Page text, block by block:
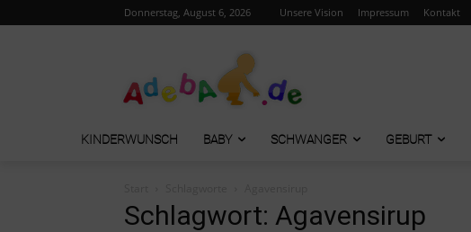
Donnerstag, August 6, 2026 Unsere Vision Impressum Kontakt
KINDERWUNSCH BABY SCHWANGER GEBURT
Schlagwort: Agavensirup